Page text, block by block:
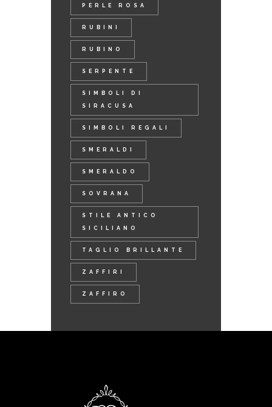
PERLE ROSA
RUBINI
RUBINO
SERPENTE
SIMBOLI DI
SIRACUSA
SIMBOLI REGALI
SMERALDI
SMERALDO
SOVRANA
STILE ANTICO
SICILIANO
TAGLIO BRILLANTE
ZAFFIRI
ZAFFIRO